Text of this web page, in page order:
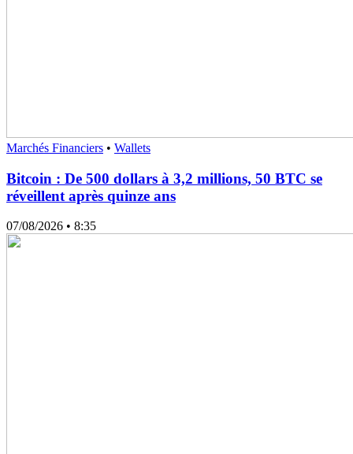
Marchés Financiers • Wallets
Bitcoin : De 500 dollars à 3,2 millions, 50 BTC se
réveillent après quinze ans
07/08/2026 • 8:35